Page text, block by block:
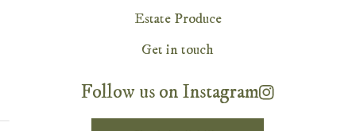
Estate Produce
Get in touch
Follow us on Instagram